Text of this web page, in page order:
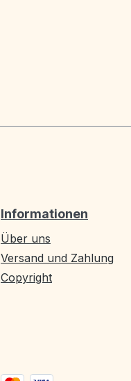
Informationen
Über uns
Versand und Zahlung
Copyright